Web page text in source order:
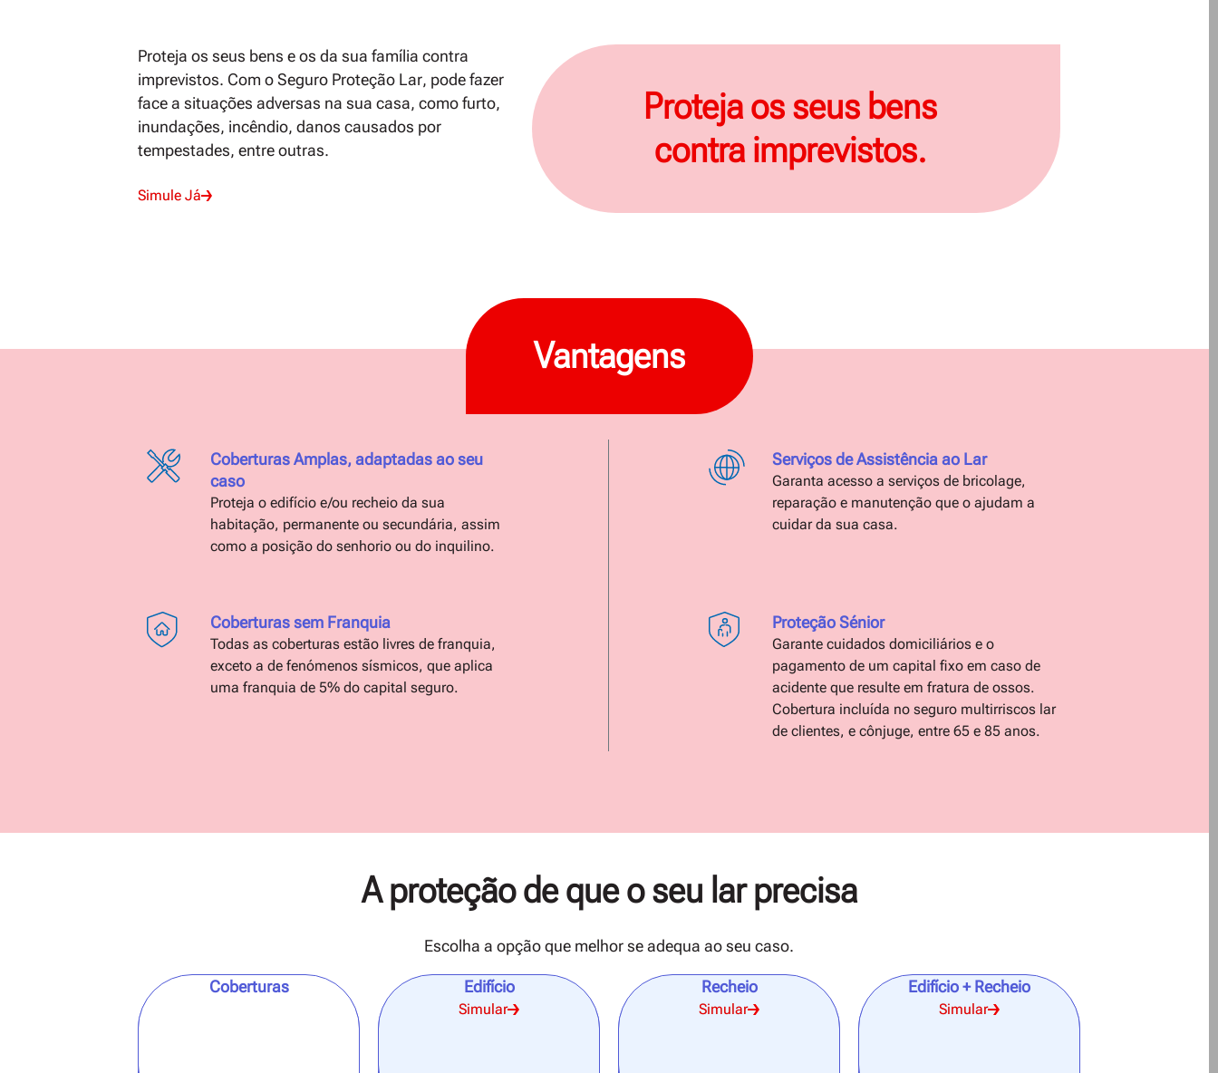
Proteja os seus bens e os da sua família contra
imprevistos. Com oSeguro Proteção Lar, pode fazer
face a situações adversas na sua casa, como furto,
inundações, incêndio, danos causados por
tempestades, entre outras.
Simule Já
Proteja os seus bens
contra imprevistos.
Vantagens
Coberturas Amplas, adaptadas ao seu
caso
Proteja o edifício e/ou recheio da sua
habitação, permanente ou secundária, assim
como a posição do senhorio ou do inquilino.
Serviços de Assistência ao Lar
Garanta acesso a serviços de bricolage,
reparação e manutenção que o ajudam a
cuidar da sua casa.
Coberturas sem Franquia
Todas as coberturas estão livres de franquia,
exceto a de fenómenos sísmicos, que aplica
uma franquia de 5% do capital seguro.
Proteção Sénior
Garante cuidados domiciliários e o
pagamento de um capital fixo em caso de
acidente que resulte em fratura de ossos.
Cobertura incluída no seguro multirriscos lar
de clientes, e cônjuge, entre 65 e 85 anos.
A proteção de que o seu lar precisa
Escolha a opção que melhor se adequa ao seu caso.
Coberturas Edifício
Simular
Recheio
Simular
Edifício + Recheio
Simular